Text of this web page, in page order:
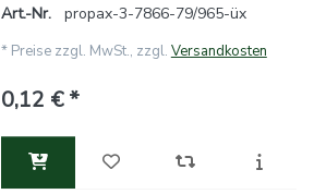
Art.-Nr.
propax-3-7866-79/965-üx
* Preise zzgl. MwSt., zzgl. Versandkosten
0,12 € *